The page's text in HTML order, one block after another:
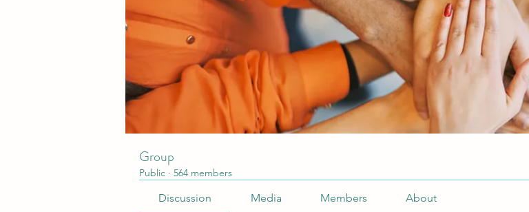
Group
Public · 564 members
Discussion Media Members About